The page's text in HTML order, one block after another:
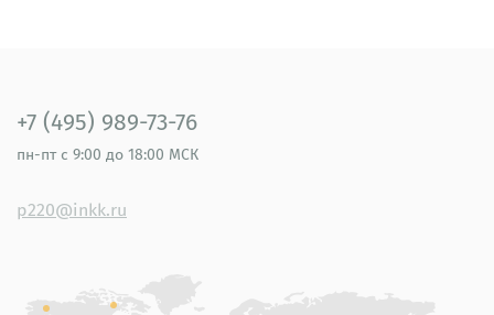
+7 (495) 989-73-76
пн-пт с 9:00 до 18:00 МСК
p220@inkk.ru